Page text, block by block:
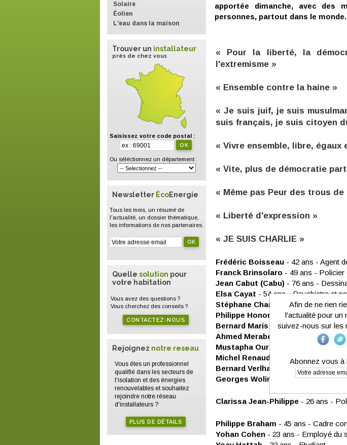
Solaire
Éolien
L'eau dans la maison
Trouver un installateur
près de chez vous
Saisissez votre code postal :
Ou séléctionnez un département :
Newsletter ÉcoEnergie
Tous les mois, un résumé de
l'actualité, un dossier thématique,
les informations de nos partenaires.
Quelle solution pour
votre habitation
Vous avez des questions ?
Vous cherchez des conseils ?
CONTACTEZ-NOUS
Rejoignez notre reseau
Vous êtes un professionnel
qualifié dans les secteurs de
l'isolation et des énergies
renouvelables et souhaitez
rejoindre notre réseau
d'installateurs ?
PLUS DE DÉTAILS
apportée dimanche, avec des
personnes, partout dans le monde.
« Pour la liberté, la
l'extremisme »
« Ensemble contre la haine »
« Je suis juif, je suis
suis français, je suis citoyen
« Vivre ensemble, libre, égaux
« Vite, plus de démocratie
« Même pas Peur des trous de
« Liberté d'expression »
« JE SUIS CHARLIE »
Frédéric Boisseau - 42 ans - Agent
Franck Brinsolaro - 49 ans - Policier
Jean Cabut (Cabu) - 76 ans -
Elsa Cayat - 54 ans - Psychiatre et
Stéphane Charbonnier(Charb) - 47
Philippe Honoré
(Honoré) - 73 ans -
Bernard Maris - 68 ans - Journaliste
Ahmed Merabet
- 41 ans - Policier
Mustapha Ourrad
- 56 ans -
Michel Renaud
- 69 ans - Fondateur
Bernard Verlhac
(Tignous) - 57 ans -
Georges Wolinski
- 80 ans -
Clarissa Jean-Philippe - 26 ans -
Philippe Braham - 45 ans - Cadre
Yohan Cohen - 23 ans - Employé du
Afin de ne rien
l'actualité pour un
suivez-nous sur les
Abonnez vous à